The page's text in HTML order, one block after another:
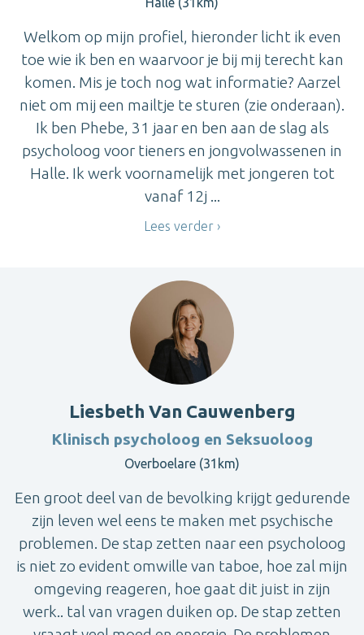
Welkom op mijn profiel, hieronder licht ik even
toe wie ik ben en waarvoor je bij mij terecht kan
komen. Mis je toch nog wat informatie? Aarzel
niet om mij een mailtje te sturen (zie onderaan).
Ik ben Phebe, 31 jaar en ben aan de slag als
psycholoog voor tieners en jongvolwassenen in
Halle. Ik werk voornamelijk met jongeren tot
vanaf 12j ...
Lees verder
Liesbeth Van Cauwenberg
Klinisch psycholoog en Seksuoloog
Overboelare (31km)
Een groot deel van de bevolking krijgt gedurende
zijn leven wel eens te maken met psychische
problemen. De stap zetten naar een psycholoog
is niet zo evident omwille van taboe, hoe zal mijn
omgeving reageren, hoe gaat dit juist in zijn
werk.. tal van vragen duiken op. De stap zetten